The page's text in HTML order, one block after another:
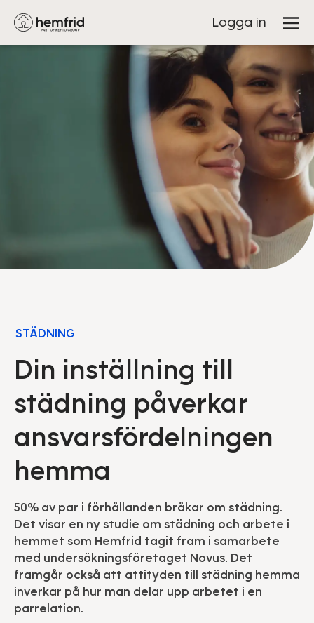
Logga in
STÄDNING
Din inställning till
städning påverkar
ansvarsfördelningen
hemma
50% av par i förhållanden bråkar om städning.
Det visar en ny studie om städning och arbete i
hemmet som Hemfrid tagit fram i samarbete
med undersökningsföretaget Novus. Det
framgår också att attityden till städning hemma
inverkar på hur man delar upp arbetet i en
parrelation.